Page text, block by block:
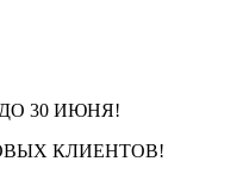
30 ИЮНЯ!
КЛИЕНТОВ!